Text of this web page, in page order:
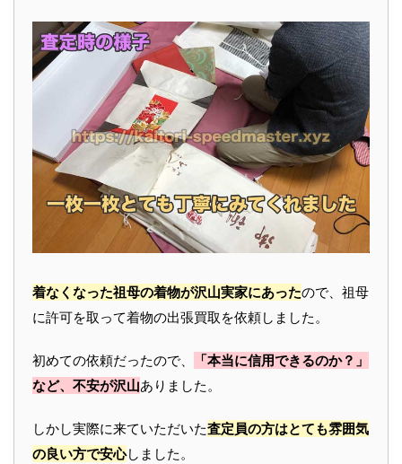
着なくなった祖母の着物が沢山実家にあったので、祖母
に許可を取って着物の出張買取を依頼しました。
初めての依頼だったので、
「本当に信用できるのか？」
など、不安が沢山ありました。
しかし実際に来ていただいた査定員の方はとても雰囲気
の良い方で安心しました。